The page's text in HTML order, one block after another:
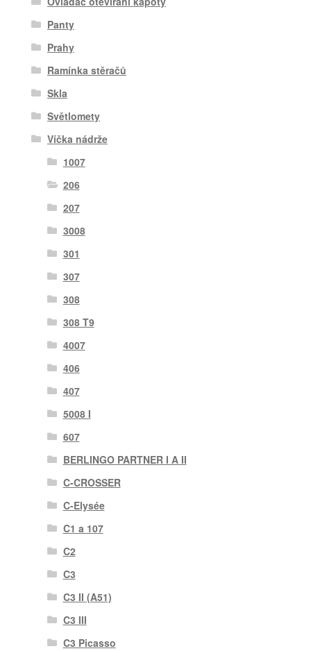
Panty
Prahy
Ramínka stěračů
Skla
Světlomety
Víčka nádrže
1007
206
207
3008
301
307
308
308 T9
4007
406
407
5008 I
607
BERLINGO PARTNER I A II
C-CROSSER
C-Elysée
C1 a 107
C2
C3
C3 II (A51)
C3 III
C3 Picasso